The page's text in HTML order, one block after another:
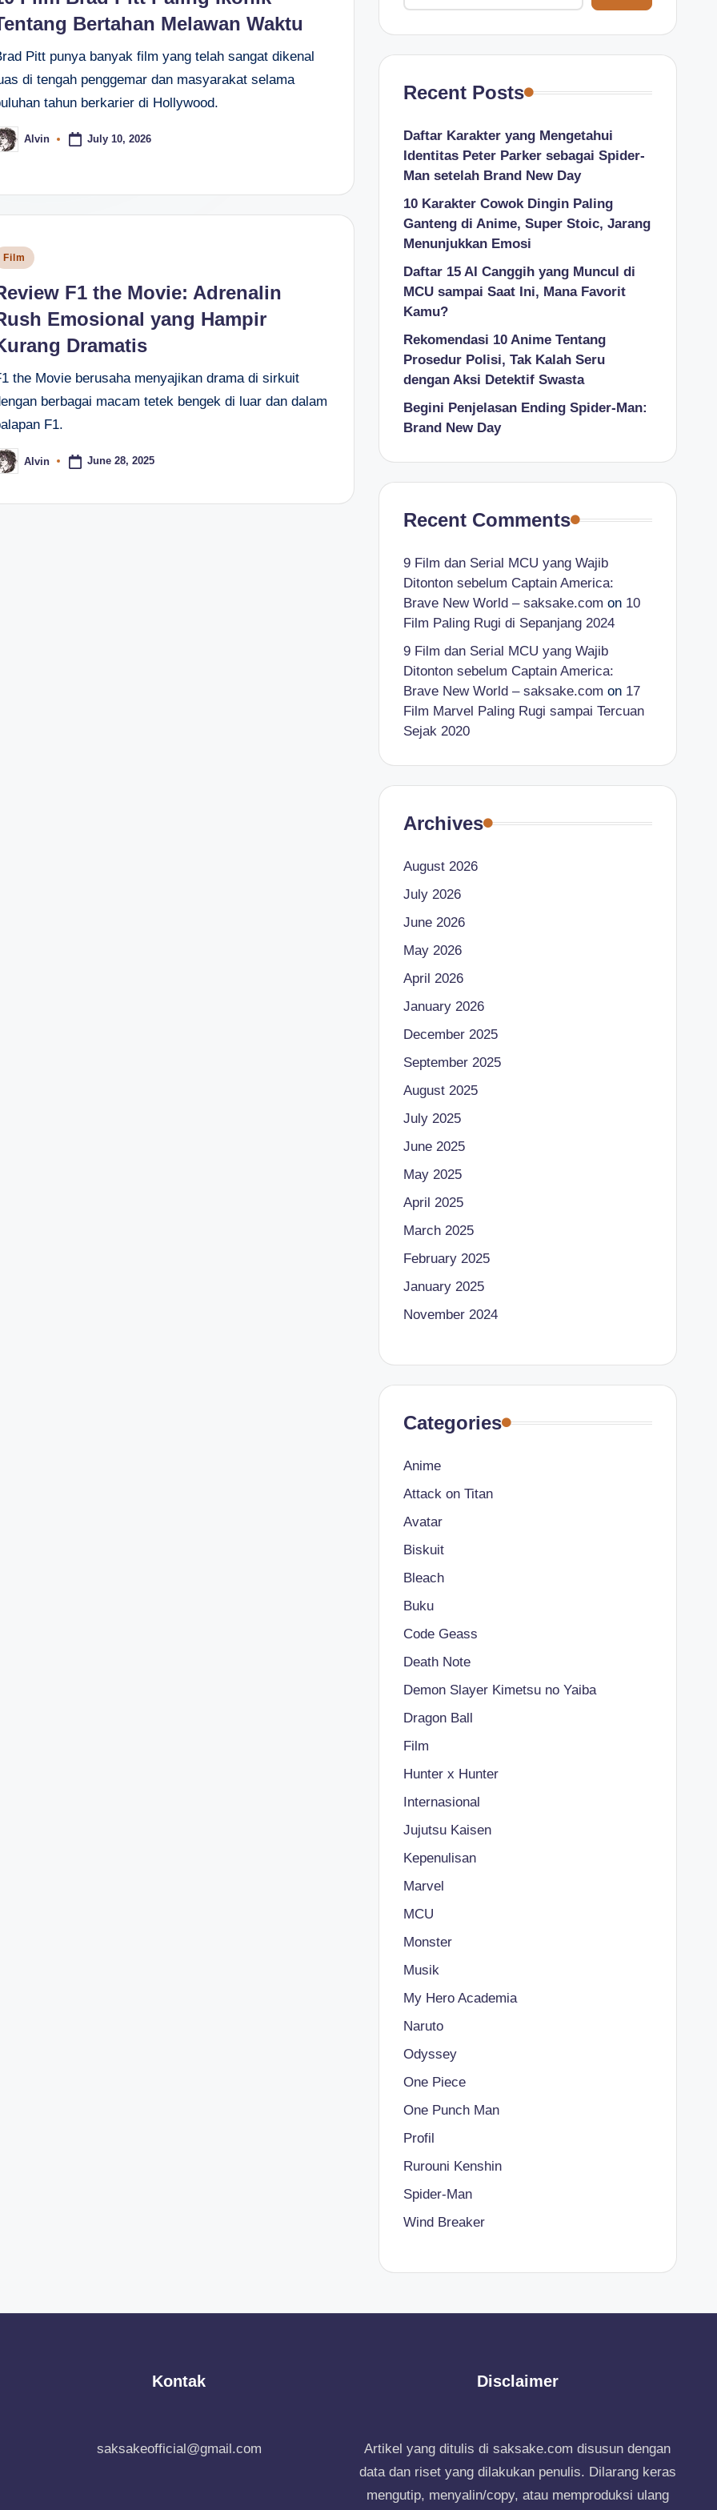
Bertahan Melawan Waktu
Pitt punya banyak film yang telah sangat dikenal
di tengah penggemar dan masyarakat selama
tahun berkarier di Hollywood.
Alvin July 10, 2026
Film
F1 the Movie: Adrenalin
Emosional yang Hampir
Dramatis
the Movie berusaha menyajikan drama di sirkuit
berbagai macam tetek bengek di luar dan dalam
F1.
Alvin June 28, 2025
Recent Posts
Daftar Karakter yang Mengetahui
Identitas Peter Parker sebagai Spider-
Man setelah Brand New Day
10 Karakter Cowok Dingin Paling
Ganteng di Anime, Super Stoic, Jarang
Menunjukkan Emosi
Daftar 15 AI Canggih yang Muncul di
MCU sampai Saat Ini, Mana Favorit
Kamu?
Rekomendasi 10 Anime Tentang
Prosedur Polisi, Tak Kalah Seru
dengan Aksi Detektif Swasta
Begini Penjelasan Ending Spider-Man:
Brand New Day
Recent Comments
9 Film dan Serial MCU yang Wajib
Ditonton sebelum Captain America:
Brave New World – saksake.com on 10
Film Paling Rugi di Sepanjang 2024
9 Film dan Serial MCU yang Wajib
Ditonton sebelum Captain America:
Brave New World – saksake.com on 17
Film Marvel Paling Rugi sampai Tercuan
Sejak 2020
Archives
August 2026
July 2026
June 2026
May 2026
April 2026
January 2026
December 2025
September 2025
August 2025
July 2025
June 2025
May 2025
April 2025
March 2025
February 2025
January 2025
November 2024
Categories
Anime
Attack on Titan
Avatar
Biskuit
Bleach
Buku
Code Geass
Death Note
Demon Slayer Kimetsu no Yaiba
Dragon Ball
Film
Hunter x Hunter
Internasional
Jujutsu Kaisen
Kepenulisan
Marvel
MCU
Monster
Musik
My Hero Academia
Naruto
Odyssey
One Piece
One Punch Man
Profil
Rurouni Kenshin
Spider-Man
Wind Breaker
Kontak
saksakeofficial@gmail.com
Disclaimer
Artikel yang ditulis di saksake.com disusun dengan
data dan riset yang dilakukan penulis. Dilarang keras
mengutip, menyalin/copy, atau memproduksi ulang